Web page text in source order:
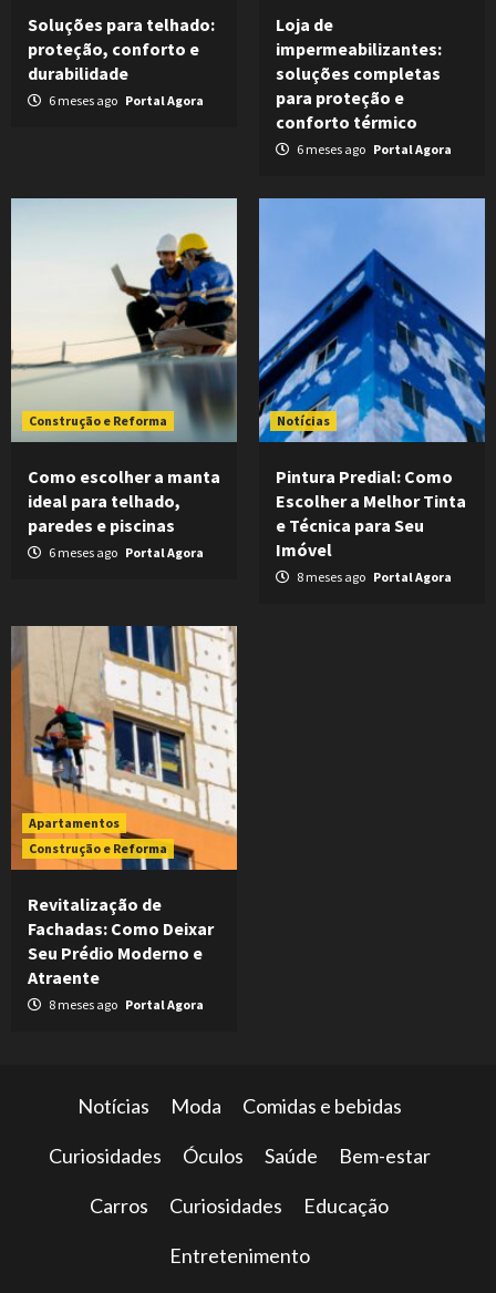
Soluções para telhado:
proteção, conforto e
durabilidade
6 meses ago Portal Agora
Loja de
impermeabilizantes:
soluções completas
para proteção e
conforto térmico
6 meses ago Portal Agora
Construção e Reforma
Como escolher a manta
ideal para telhado,
paredes e piscinas
6 meses ago Portal Agora
Notícias
Pintura Predial: Como
Escolher a Melhor Tinta
e Técnica para Seu
Imóvel
8 meses ago Portal Agora
Apartamentos
Construção e Reforma
Revitalização de
Fachadas: Como Deixar
Seu Prédio Moderno e
Atraente
8 meses ago Portal Agora
Notícias Moda Comidas e bebidas
Curiosidades Óculos Saúde Bem-estar
Carros Curiosidades Educação
Entretenimento